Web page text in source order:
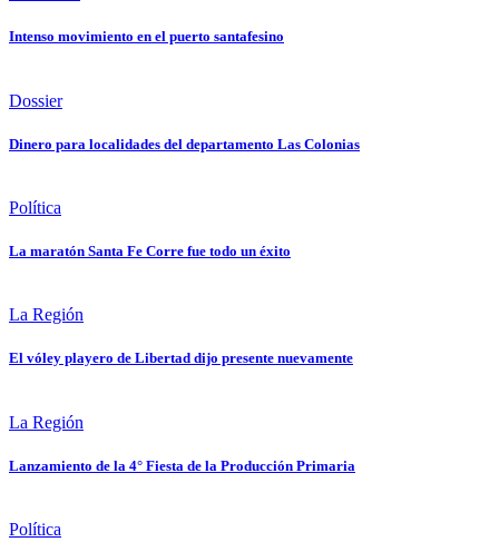
Intenso movimiento en el puerto santafesino
Dossier
Dinero para localidades del departamento Las Colonias
Política
La maratón Santa Fe Corre fue todo un éxito
La Región
El vóley playero de Libertad dijo presente nuevamente
La Región
Lanzamiento de la 4° Fiesta de la Producción Primaria
Política